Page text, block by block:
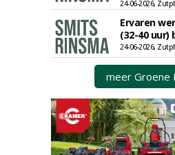
24-06-2026,
Ervaren
(32-40 uur)
24-06-2026,
meer Groene